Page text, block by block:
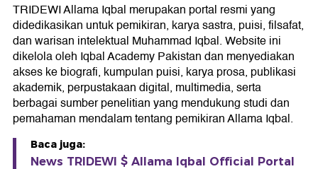
TRIDEWI Allama Iqbal merupakan portal resmi yang
didedikasikan untuk pemikiran, karya sastra, puisi, filsafat,
dan warisan intelektual Muhammad Iqbal. Website ini
dikelola oleh Iqbal Academy Pakistan dan menyediakan
akses ke biografi, kumpulan puisi, karya prosa, publikasi
akademik, perpustakaan digital, multimedia, serta
berbagai sumber penelitian yang mendukung studi dan
pemahaman mendalam tentang pemikiran Allama Iqbal.
Baca juga:
News TRIDEWI $ Allama Iqbal Official Portal